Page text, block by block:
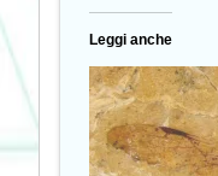
Leggi anche